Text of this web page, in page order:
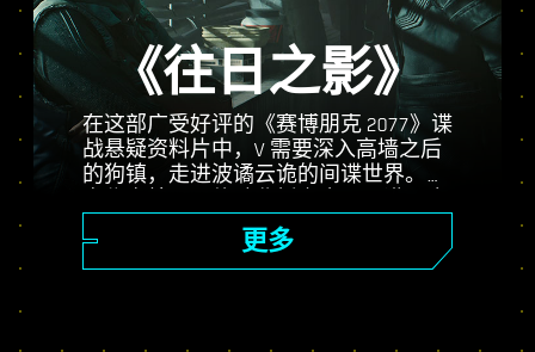
《往日之影》
在这部广受好评的《赛博朋克 2077》谍
战悬疑资料片中，V 需要深入高墙之后
的狗镇，走进波谲云诡的间谍世界。化
运抉择的精彩故事；使用自身独有的
Relic 技能树增强自身；体验随机变化的
开放世界任务、令人激动的全新委托和
更多